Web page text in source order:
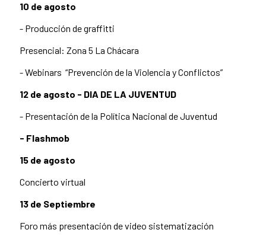
10 de agosto
- Producción de graffitti
Presencial: Zona 5 La Chácara
- Webinars “Prevención de la Violencia y Conflictos”
12 de agosto - DIA DE LA JUVENTUD
- Presentación de la Política Nacional de Juventud
- Flashmob
15 de agosto
Concierto virtual
13 de Septiembre
Foro más presentación de video sistematización